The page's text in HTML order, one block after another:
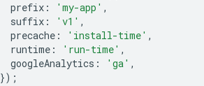
prefix : 'my-app' ,
suffix : 'v1' ,
precache : 'install-time' ,
runtime : 'run-time' ,
googleAnalytics : 'ga' ,
});